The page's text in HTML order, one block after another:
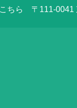
こちら 〒111-0041